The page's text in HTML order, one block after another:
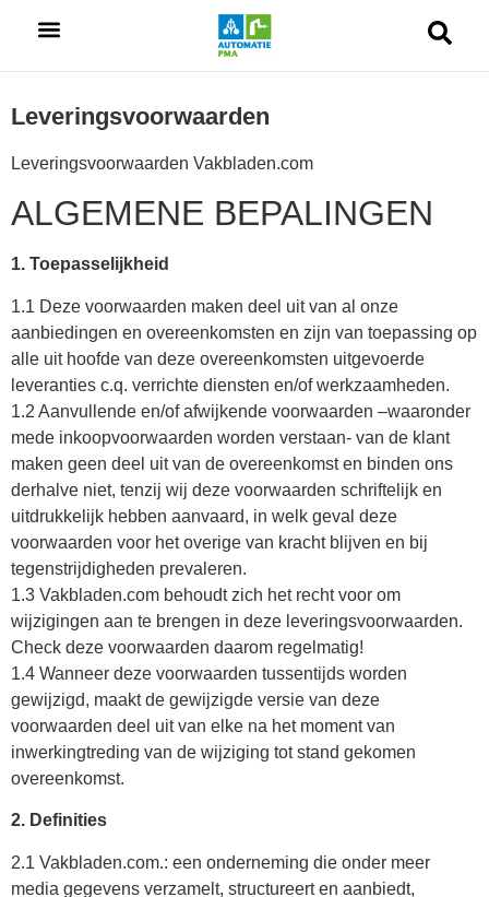
Leveringsvoorwaarden
Leveringsvoorwaarden Vakbladen.com
ALGEMENE BEPALINGEN
1. Toepasselijkheid
1.1 Deze voorwaarden maken deel uit van al onze
aanbiedingen en overeenkomsten en zijn van toepassing op
alle uit hoofde van deze overeenkomsten uitgevoerde
leveranties c.q. verrichte diensten en/of werkzaamheden.
1.2 Aanvullende en/of afwijkende voorwaarden –waaronder
mede inkoopvoorwaarden worden verstaan- van de klant
maken geen deel uit van de overeenkomst en binden ons
derhalve niet, tenzij wij deze voorwaarden schriftelijk en
uitdrukkelijk hebben aanvaard, in welk geval deze
voorwaarden voor het overige van kracht blijven en bij
tegenstrijdigheden prevaleren.
1.3 Vakbladen.com behoudt zich het recht voor om
wijzigingen aan te brengen in deze leveringsvoorwaarden.
Check deze voorwaarden daarom regelmatig!
1.4 Wanneer deze voorwaarden tussentijds worden
gewijzigd, maakt de gewijzigde versie van deze
voorwaarden deel uit van elke na het moment van
inwerkingtreding van de wijziging tot stand gekomen
overeenkomst.
2. Definities
2.1 Vakbladen.com.: een onderneming die onder meer
media gegevens verzamelt, structureert en aanbiedt,